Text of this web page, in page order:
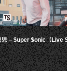
児 – $uper $onic（Live